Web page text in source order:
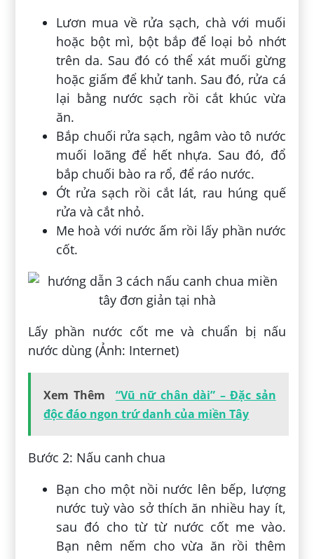
Lươn mua về rửa sạch, chà với muối
hoặc bột mì, bột bắp để loại bỏ nhớt
trên da. Sau đó có thể xát muối gừng
hoặc giấm để khử tanh. Sau đó, rửa cá
lại bằng nước sạch rồi cắt khúc vừa
ăn.
Bắp chuối rửa sạch, ngâm vào tô nước
muối loãng để hết nhựa. Sau đó, đổ
bắp chuối bào ra rổ, để ráo nước.
Ớt rửa sạch rồi cắt lát, rau húng quế
rửa và cắt nhỏ.
Me hoà với nước ấm rồi lấy phần nước
cốt.
Lấy phần nước cốt me và chuẩn bị nấu
nước dùng (Ảnh: Internet)
Xem Thêm
“Vũ nữ chân dài” – Đặc sản
độc đáo ngon trứ danh của miền Tây
Bước 2: Nấu canh chua
Bạn cho một nồi nước lên bếp, lượng
nước tuỳ vào sở thích ăn nhiều hay ít,
sau đó cho từ từ nước cốt me vào.
Bạn nêm nếm cho vừa ăn rồi thêm